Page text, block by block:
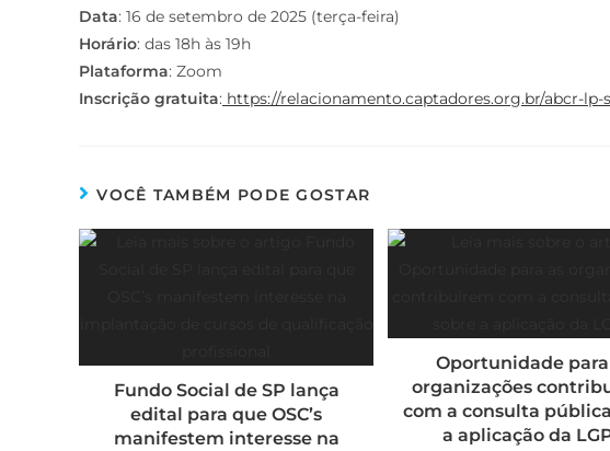
Data: 16 de setembro de 2025 (terça-feira)
Horário: das 18h às 19h
Plataforma: Zoom
Inscrição gratuita: https://relacionamento.captadores.org.br/abcr-
VOCÊ TAMBÉM PODE GOSTAR
Fundo Social de SP lança
edital para que OSC’s
manifestem interesse na
Oportunidade para
organizações
com a consulta
a aplicação da